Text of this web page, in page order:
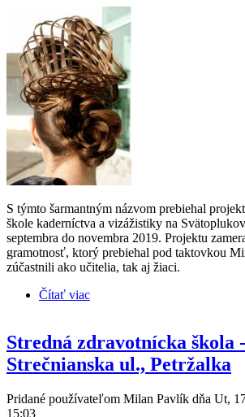
S týmto šarmantným názvom prebiehal
škole kaderníctva a vizážistiky na
septembra do novembra 2019. Projektu
gramotnosť, ktorý prebiehal pod taktovkou
zúčastnili ako učitelia, tak aj žiaci.
Čítať viac
Stredná zdravotnícka škola -
Strečnianska ul., Petržalka
Pridané používateľom Milan Pavlík dňa Ut,
15:03